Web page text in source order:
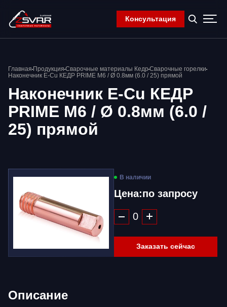
Консультация
Главная
Компания
Продукция
Контакты
Корзина
Главная Продукция Сварочные материалы Кедр Сварочные горелки
Наконечник E-Cu КЕДР PRIME М6 / Ø 0.8мм (6.0 / 25) прямой
Наконечник E-Cu КЕДР
PRIME М6 / Ø 0.8мм (6.0 /
25) прямой
В наличии
Цена:по запросу
Заказать сейчас
Описание